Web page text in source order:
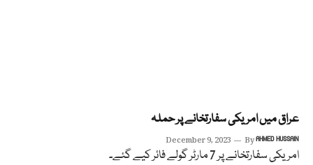
عراق میں امریکی سفارتخانے پر حملہ
December 9, 2023 ByAHMED HUSSAIN
امریکی سفارتخانے پر 7 مارٹر گولے فائر کیے گئے۔